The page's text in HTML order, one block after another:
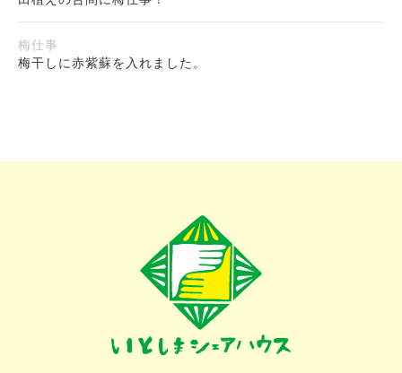
梅仕事
梅干しに赤紫蘇を入れました。